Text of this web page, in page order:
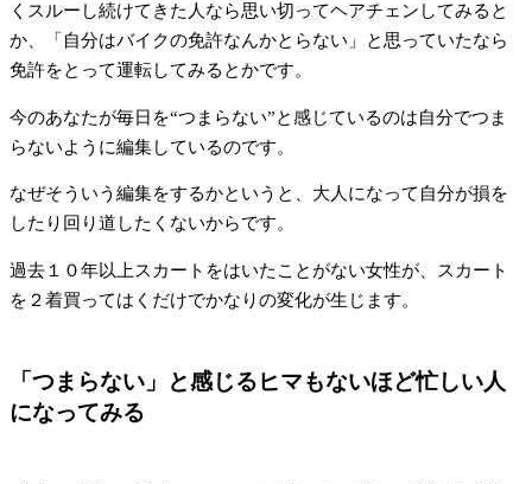
くスルーし続けてきた人なら思い切ってヘアチェンしてみると
か、「自分はバイクの免許なんかとらない」と思っていたなら
免許をとって運転してみるとかです。
今のあなたが毎日を“つまらない”と感じているのは自分でつま
らないように編集しているのです。
なぜそういう編集をするかというと、大人になって自分が損を
したり回り道したくないからです。
過去１０年以上スカートをはいたことがない女性が、スカート
を２着買ってはくだけでかなりの変化が生じます。
「つまらない」と感じるヒマもないほど忙しい人
になってみる